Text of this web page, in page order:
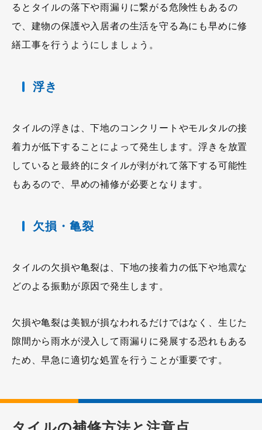
るとタイルの落下や雨漏りに繋がる危険性もあるの
で、建物の保護や入居者の生活を守る為にも早めに修
繕工事を行うようにしましょう。
浮き
タイルの浮きは、下地のコンクリートやモルタルの接
着力が低下することによって発生します。浮きを放置
していると最終的にタイルが剥がれて落下する可能性
もあるので、早めの補修が必要となります。
欠損・亀裂
タイルの欠損や亀裂は、下地の接着力の低下や地震な
どのよる振動が原因で発生します。
欠損や亀裂は美観が損なわれるだけではなく、生じた
隙間から雨水が浸入して雨漏りに発展する恐れもある
ため、早急に適切な処置を行うことが重要です。